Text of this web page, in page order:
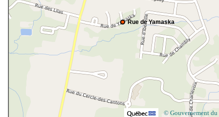
Rue de Yamaska
© Gouvernement du